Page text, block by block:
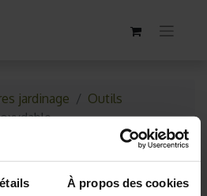
À propos des cookies
jardinage
Outils